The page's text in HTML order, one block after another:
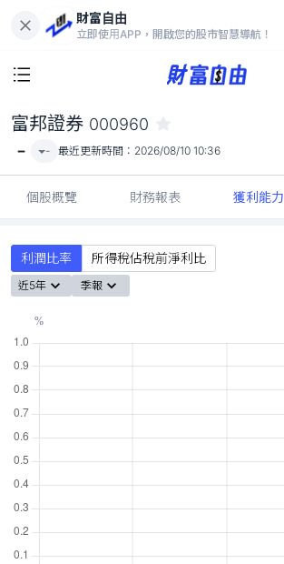
財富自由
立即使用APP，開啟您的股市智慧導航！
-
富邦證券 000960
- - 最近更新時間： 2026/08/10 10:36
個股概覽 財務報表 獲利能力
利潤比率 所得稅佔稅前淨利比
近5年 季報